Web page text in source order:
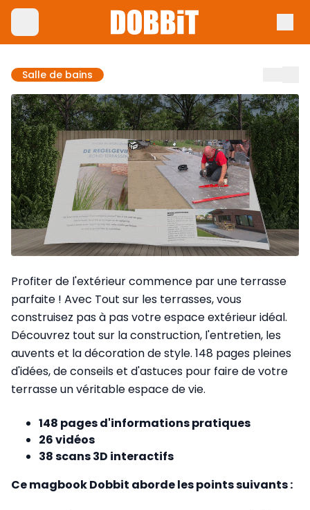
Salle de bains
Profiter de l'extérieur commence par une terrasse
parfaite ! Avec Tout sur les terrasses, vous
construisez pas à pas votre espace extérieur idéal.
Découvrez tout sur la construction, l'entretien, les
auvents et la décoration de style. 148 pages pleines
d'idées, de conseils et d'astuces pour faire de votre
terrasse un véritable espace de vie.
148 pages d'informations pratiques
26 vidéos
38 scans 3D interactifs
Ce magbook Dobbit aborde les points suivants :